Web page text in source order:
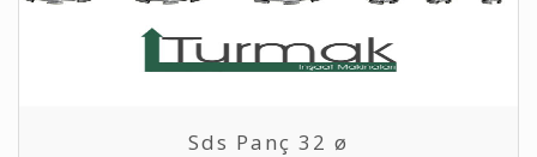
Sds Panç 32 ø